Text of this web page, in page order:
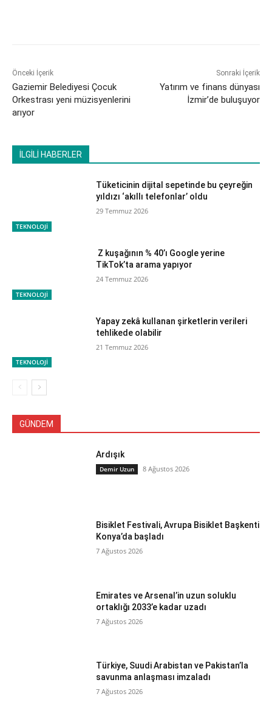
Önceki İçerik
Gaziemir Belediyesi Çocuk
Orkestrası yeni müzisyenlerini
arıyor
Sonraki İçerik
Yatırım ve finans dünyası
İzmir’de buluşuyor
İLGİLİ HABERLER
TEKNOLOJİ
Tüketicinin dijital sepetinde bu çeyreğin
yıldızı ‘akıllı telefonlar’ oldu
29 Temmuz 2026
TEKNOLOJİ
Z kuşağının % 40’ı Google yerine
TikTok’ta arama yapıyor
24 Temmuz 2026
TEKNOLOJİ
Yapay zekâ kullanan şirketlerin verileri
tehlikede olabilir
21 Temmuz 2026
GÜNDEM
Ardışık
Demir Uzun 8 Ağustos 2026
Bisiklet Festivali, Avrupa Bisiklet Başkenti
Konya’da başladı
7 Ağustos 2026
Emirates ve Arsenal’in uzun soluklu
ortaklığı 2033’e kadar uzadı
7 Ağustos 2026
Türkiye, Suudi Arabistan ve Pakistan’la
savunma anlaşması imzaladı
7 Ağustos 2026